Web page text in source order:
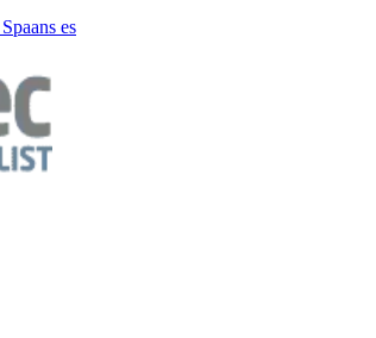
Spaans es